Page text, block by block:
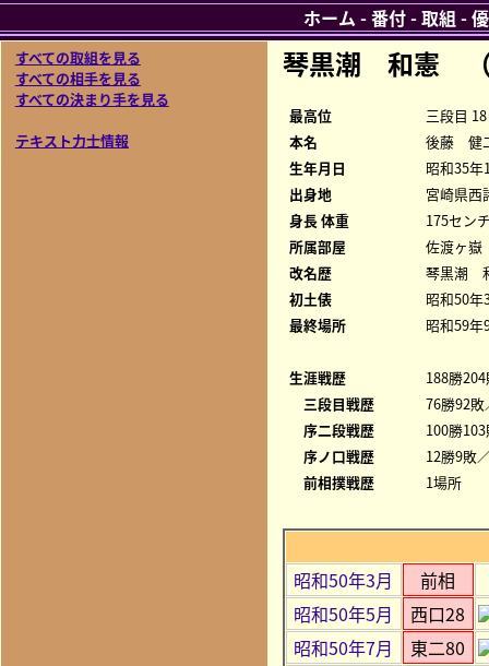
すべての取組を見る
すべての相手を見る
すべての決まり手を見る
テキスト力士情報
琴黒潮 和憲 （
最高位
三段目 18
本名
後藤 健
生年月日
昭和35年
出身地
宮崎県西
身長 体重
175セン
所属部屋
佐渡ヶ嶽
改名歴
琴黒潮
初土俵
昭和50年
最終場所
昭和59年
生涯戦歴
188勝
三段目戦歴
76勝92
序二段戦歴
100勝
序ノ口戦歴
12勝9敗
前相撲戦歴
1場所
昭和50年3月
前相
昭和50年5月
西口28
昭和50年7月
東二80
ホーム -番付-取組 -